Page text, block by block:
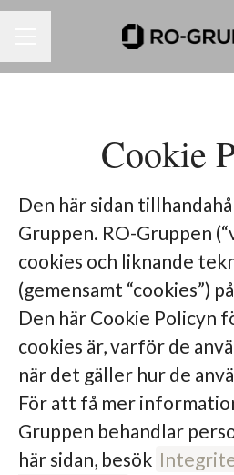
Cookie
Den här sidan
Gruppen. RO-Gruppen
cookies och liknande
(gemensamt “cookies”)
Den här Cookie Policyn
cookies är, varför de
när det gäller hur de
För att få mer
Gruppen behandlar
här sidan, besök